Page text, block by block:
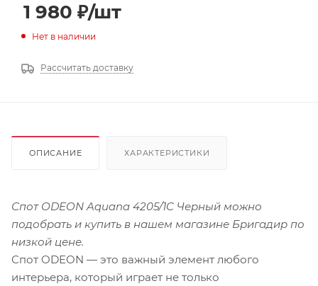
1 980 ₽/шт
Нет в наличии
Рассчитать доставку
ОПИСАНИЕ ХАРАКТЕРИСТИКИ
Спот ODEON Aquana 4205/1C Черный можно
подобрать и купить в нашем магазине Бригадир по
низкой цене.
Спот ODEON — это важный элемент любого
интерьера, который играет не только